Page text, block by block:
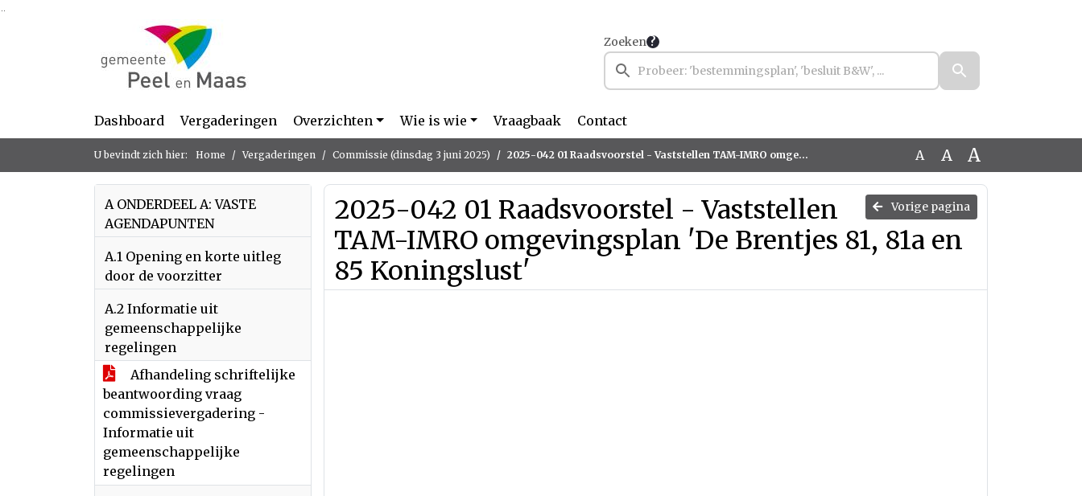
Ga naar de inhoud van deze pagina
Zoeken
Dashboard Vergaderingen Overzichten Wie is wie Vraagbaak Contact
U bevindt zich hier: Home Vergaderingen Commissie (dinsdag 3 juni 2025) 2025-042 01 Raadsvoorstel - Vaststellen TAM-IMRO omgevingsplan 'De Brentjes 81, 81a en 85 Koningslust' A A A
A ONDERDEEL A: VASTE
AGENDAPUNTEN
A.1 Opening en korte uitleg
door de voorzitter
A.2 Informatie uit
gemeenschappelijke
regelingen
Afhandeling schriftelijke
beantwoording vraag
commissievergadering -
Informatie uit
gemeenschappelijke
regelingen
Vorige pagina
2025-042 01 Raadsvoorstel - Vaststellen
TAM-IMRO omgevingsplan 'De Brentjes 81, 81a en
85 Koningslust'